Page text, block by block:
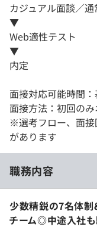
カジュアル面談／通
▼
Web適性テスト
▼
内定
面接対応可能時間
面接方法：初回の
※選考フロー、面接
があります
職務内容
少数精鋭の7名体制
チーム◎中途入社